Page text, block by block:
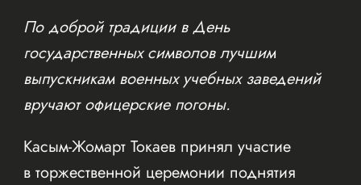
По доброй традиции в День
государственных символов лучшим
выпускникам военных учебных заведений
вручают офицерские погоны.
Касым-Жомарт Токаев принял участие
в торжественной церемонии поднятия